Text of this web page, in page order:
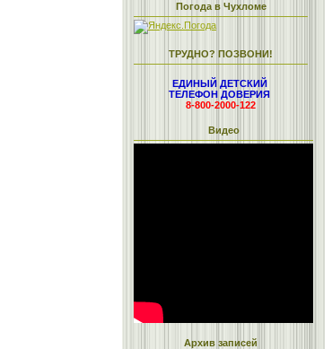
Погода в Чухломе
ТРУДНО? ПОЗВОНИ!
ЕДИНЫЙ ДЕТСКИЙ
ТЕЛЕФОН ДОВЕРИЯ
8-800-2000-122
Видео
Архив записей